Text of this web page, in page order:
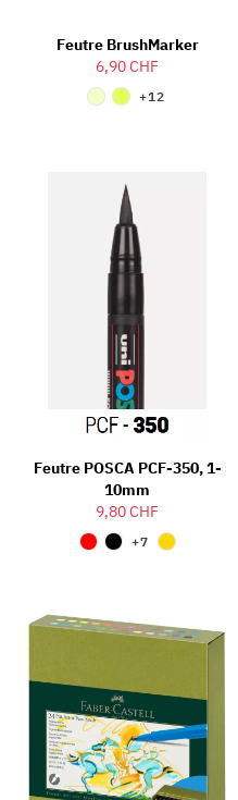
Feutre BrushMarker
6,90 CHF
+12
Feutre POSCA PCF-350, 1-
10mm
9,80 CHF
+7